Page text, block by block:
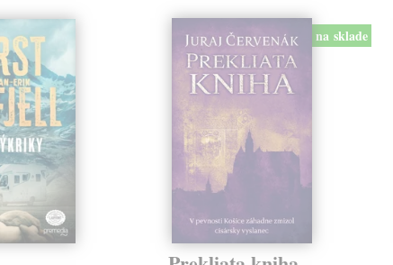
na sklade